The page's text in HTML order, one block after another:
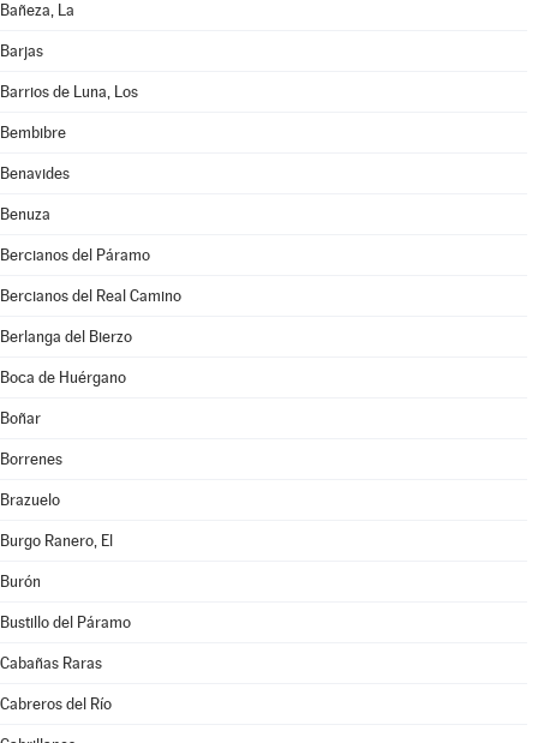
Bañeza, La
Barjas
Barrios de Luna, Los
Bembibre
Benavides
Benuza
Bercianos del Páramo
Bercianos del Real Camino
Berlanga del Bierzo
Boca de Huérgano
Boñar
Borrenes
Brazuelo
Burgo Ranero, El
Burón
Bustillo del Páramo
Cabañas Raras
Cabreros del Río